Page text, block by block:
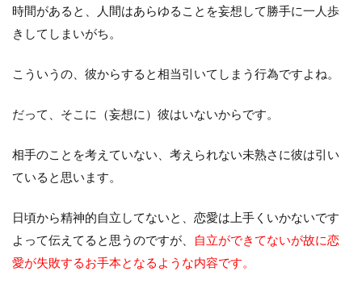
時間があると、人間はあらゆることを妄想して勝手に一人歩
きしてしまいがち。
こういうの、彼からすると相当引いてしまう行為ですよね。
だって、そこに（妄想に）彼はいないからです。
相手のことを考えていない、考えられない未熟さに彼は引い
ていると思います。
日頃から精神的自立してないと、恋愛は上手くいかないです
よって伝えてると思うのですが、
自立ができてないが故に恋
愛が失敗するお手本となるような内容です。